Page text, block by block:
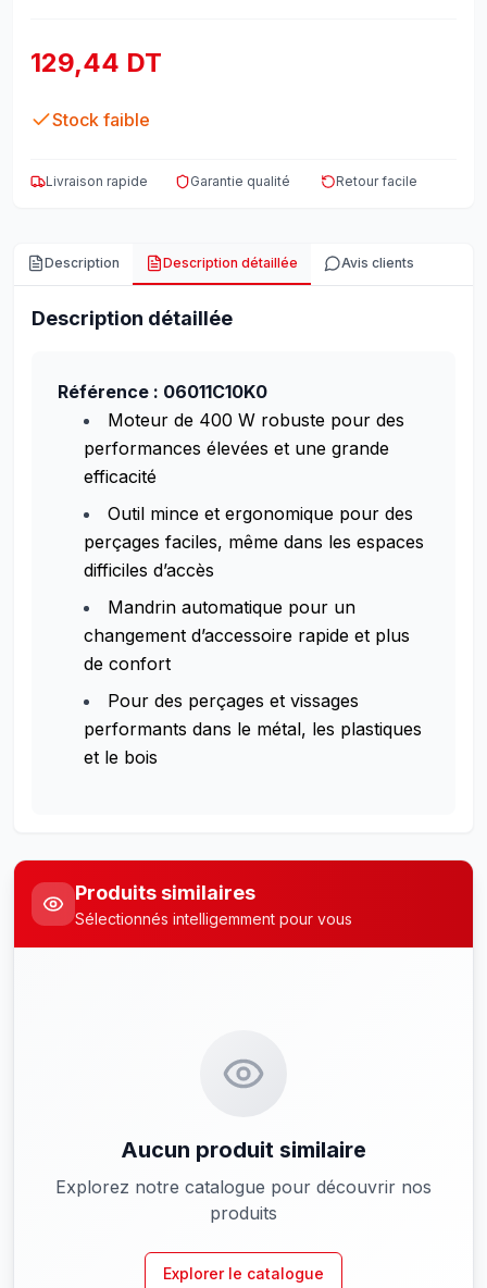
129,44 DT
Stock faible
Livraison rapide Garantie qualité Retour facile
Description Description détaillée Avis clients
Description détaillée
Référence : 06011C10K0
Moteur de 400 W robuste pour des
performances élevées et une grande
efficacité
Outil mince et ergonomique pour des
perçages faciles, même dans les espaces
difficiles d’accès
Mandrin automatique pour un
changement d’accessoire rapide et plus
de confort
Pour des perçages et vissages
performants dans le métal, les plastiques
et le bois
Produits similaires
Sélectionnés intelligemment pour vous
Aucun produit similaire
Explorez notre catalogue pour découvrir nos
produits
Explorer le catalogue